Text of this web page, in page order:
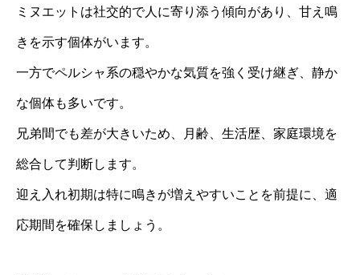
ミヌエットは社交的で人に寄り添う傾向があり、甘え鳴
きを示す個体がいます。
一方でペルシャ系の穏やかな気質を強く受け継ぎ、静か
な個体も多いです。
兄弟間でも差が大きいため、月齢、生活歴、家庭環境を
総合して判断します。
迎え入れ初期は特に鳴きが増えやすいことを前提に、適
応期間を確保しましょう。